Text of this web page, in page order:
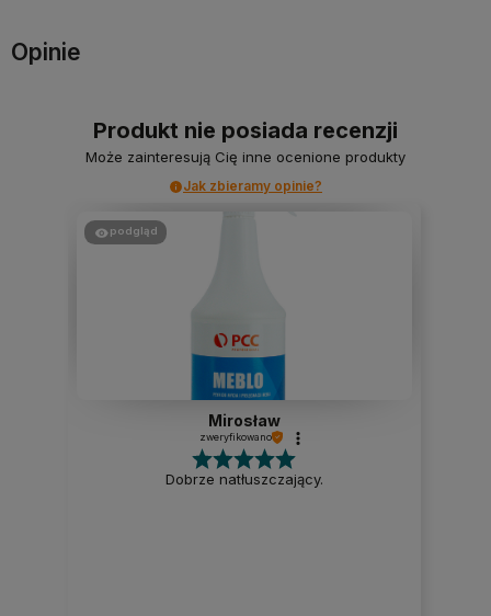
Opinie
Produkt nie posiada recenzji
Może zainteresują Cię inne ocenione produkty
Jak zbieramy opinie?
podgląd
Mirosław
zweryfikowano
Dobrze natłuszczający.